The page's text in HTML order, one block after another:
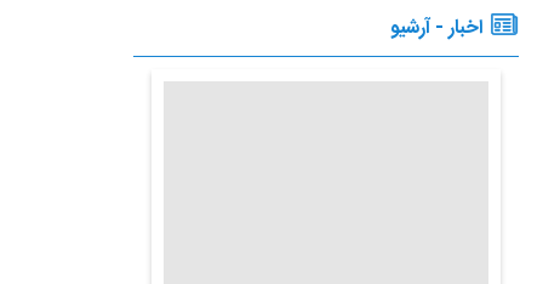
اخبار - آرشیو